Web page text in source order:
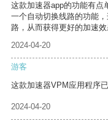
这款加速器app的功能有点
一个自动切换线路的功能
路，从而获得更好的加速效
2024-04-20
游客
这款加速器VPM应用程序
2024-04-20